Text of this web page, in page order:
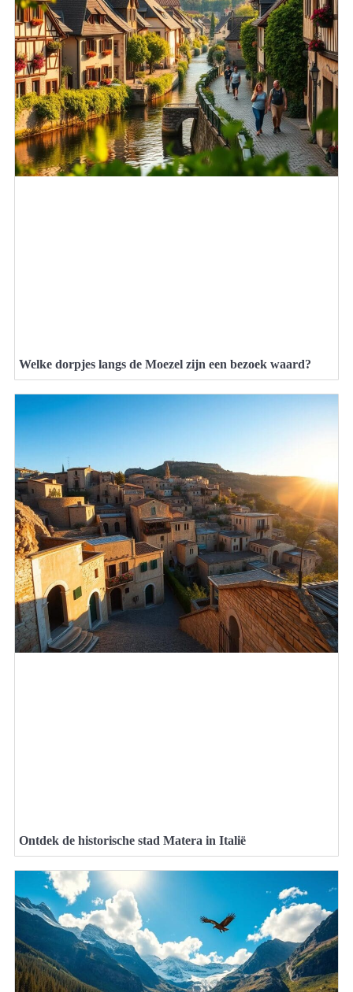
Welke dorpjes langs de Moezel zijn een bezoek waard?
Ontdek de historische stad Matera in Italië